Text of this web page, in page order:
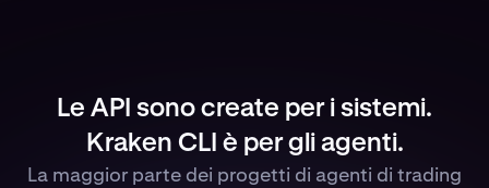
Le API sono create per i sistemi.
Kraken CLI è per gli agenti.
La maggior parte dei progetti di agenti di trading